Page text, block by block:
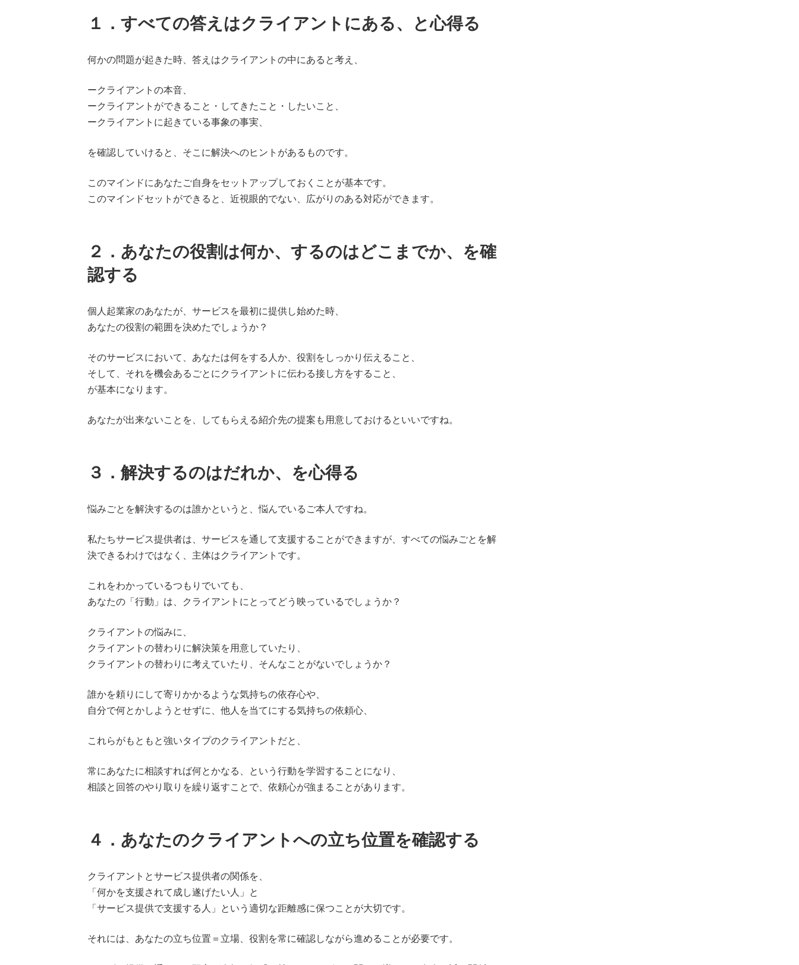
１．すべての答えはクライアントにある、と心得る
何かの問題が起きた時、答えはクライアントの中にあると考え、
ークライアントの本音、
ークライアントができること・してきたこと・したいこと、
ークライアントに起きている事象の事実、
を確認していけると、そこに解決へのヒントがあるものです。
このマインドにあなたご自身をセットアップしておくことが基本です。
このマインドセットができると、近視眼的でない、広がりのある対応ができます。
２．あなたの役割は何か、するのはどこまでか、を確
認する
個人起業家のあなたが、サービスを最初に提供し始めた時、
あなたの役割の範囲を決めたでしょうか？
そのサービスにおいて、あなたは何をする人か、役割をしっかり伝えること、
そして、それを機会あるごとにクライアントに伝わる接し方をすること、
が基本になります。
あなたが出来ないことを、してもらえる紹介先の提案も用意しておけるといいですね。
３．解決するのはだれか、を心得る
悩みごとを解決するのは誰かというと、悩んでいるご本人ですね。
私たちサービス提供者は、サービスを通して支援することができますが、すべての悩みごとを解
決できるわけではなく、主体はクライアントです。
これをわかっているつもりでいても、
あなたの「行動」は、クライアントにとってどう映っているでしょうか？
クライアントの悩みに、
クライアントの替わりに解決策を用意していたり、
クライアントの替わりに考えていたり、そんなことがないでしょうか？
誰かを頼りにして寄りかかるような気持ちの依存心や、
自分で何とかしようとせずに、他人を当てにする気持ちの依頼心、
これらがもともと強いタイプのクライアントだと、
常にあなたに相談すれば何とかなる、という行動を学習することになり、
相談と回答のやり取りを繰り返すことで、依頼心が強まることがあります。
４．あなたのクライアントへの立ち位置を確認する
クライアントとサービス提供者の関係を、
「何かを支援されて成し遂げたい人」と
「サービス提供で支援する人」という適切な距離感に保つことが大切です。
それには、あなたの立ち位置＝立場、役割を常に確認しながら進めることが必要です。